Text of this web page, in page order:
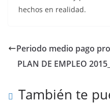
hechos en realidad.
Periodo medio pago
PLAN DE EMPLEO
También te